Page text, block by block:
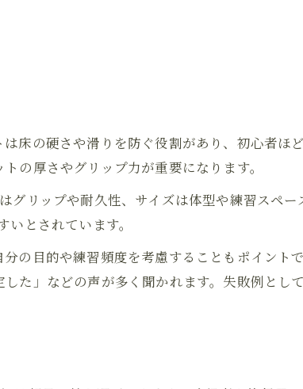
か
違い
は
紹介
は
床の硬さや滑りを防ぐ役割があり、初心者ほ
の厚さやグリップ力が重要になります。
リップや耐久性、サイズは体型や練習スペー
とされています。
の目的や練習頻度を考慮することもポイント
た」などの声が多く聞かれます。失敗例とし